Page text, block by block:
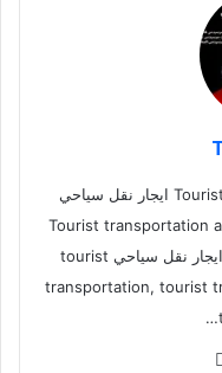
Tourist transportation Service, Nasr City ايجار نقل سياحي
Tourist transportation
tourist bus rental – 01011322557,ايجار نقل سياحي tourist
transportation, tourist